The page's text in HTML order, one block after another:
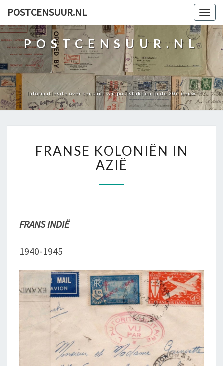
POSTCENSUUR.NL
POSTCENSUUR.NL
Informatiesite over censuur van poststukken in de 20e eeuw
KOLONIËN
IN
AZIË
FRANSE KOLONIËN IN
AZIË
FRANS INDIË
1940-1945